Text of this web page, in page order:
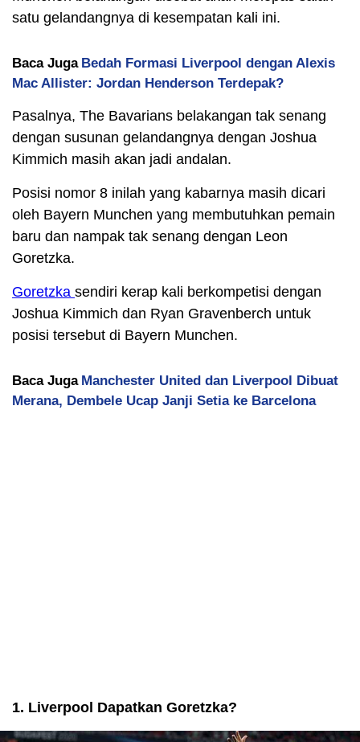
satu gelandangnya di kesempatan kali ini.
Baca Juga Bedah Formasi Liverpool dengan Alexis
Mac Allister: Jordan Henderson Terdepak?
Pasalnya, The Bavarians belakangan tak senang
dengan susunan gelandangnya dengan Joshua
Kimmich masih akan jadi andalan.
Posisi nomor 8 inilah yang kabarnya masih dicari
oleh Bayern Munchen yang membutuhkan pemain
baru dan nampak tak senang dengan Leon
Goretzka.
Goretzka sendiri kerap kali berkompetisi dengan
Joshua Kimmich dan Ryan Gravenberch untuk
posisi tersebut di Bayern Munchen.
Baca Juga Manchester United dan Liverpool Dibuat
Merana, Dembele Ucap Janji Setia ke Barcelona
1. Liverpool Dapatkan Goretzka?